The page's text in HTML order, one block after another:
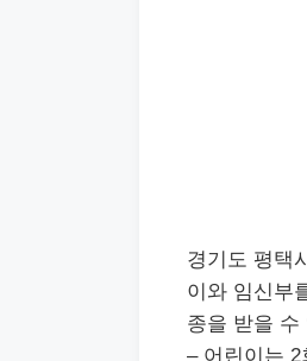
경기도 평택
이와 임신부
종을 받을 수
– 어린이는